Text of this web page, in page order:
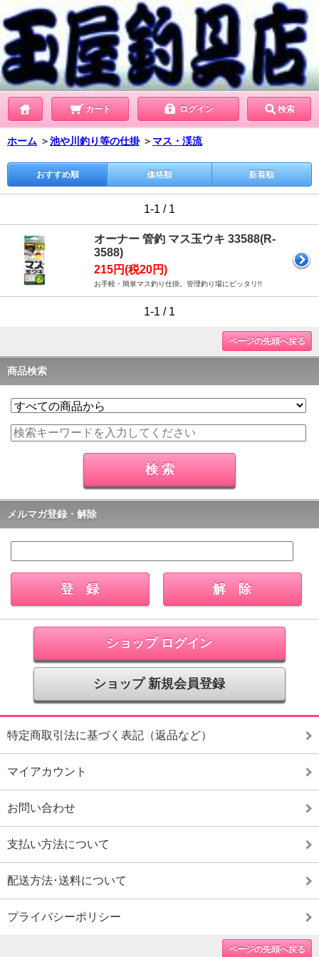
カート ログイン 検索
ホーム ＞池や川釣り等の仕掛 ＞ マス・渓流
おすすめ順 価格順 新着順
1-1 / 1
オーナー 管釣 マス玉ウキ 33588(R-
3588)
215円(税20円)
お手軽・簡単マス釣り仕掛。管理釣り場にピッタリ!!
1-1 / 1
ページの先頭へ戻る
商品検索
メルマガ登録・解除
ショップ ログイン
ショップ 新規会員登録
特定商取引法に基づく表記（返品など）
マイアカウント
お問い合わせ
支払い方法について
配送方法･送料について
プライバシーポリシー
ページの先頭へ戻る